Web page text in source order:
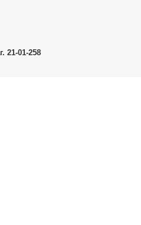
21-01-258